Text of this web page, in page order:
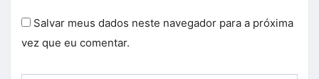
Salvar meus dados neste navegador para a próxima
vez que eu comentar.